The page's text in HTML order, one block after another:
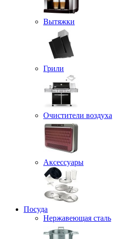
Вытяжки
Грили
Очистители воздуха
Аксессуары
Посуда
Нержавеющая сталь